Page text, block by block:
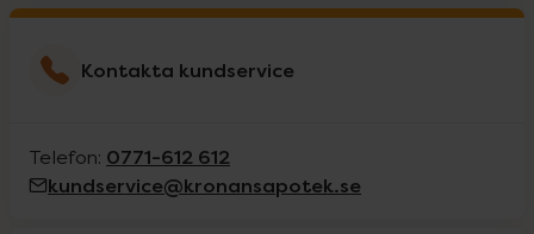
Kontakta kundservice
Telefon: 0771-612 612
kundservice@kronansapotek.se